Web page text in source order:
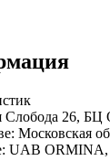
Слобода 26, БЦ
Московская
UAB